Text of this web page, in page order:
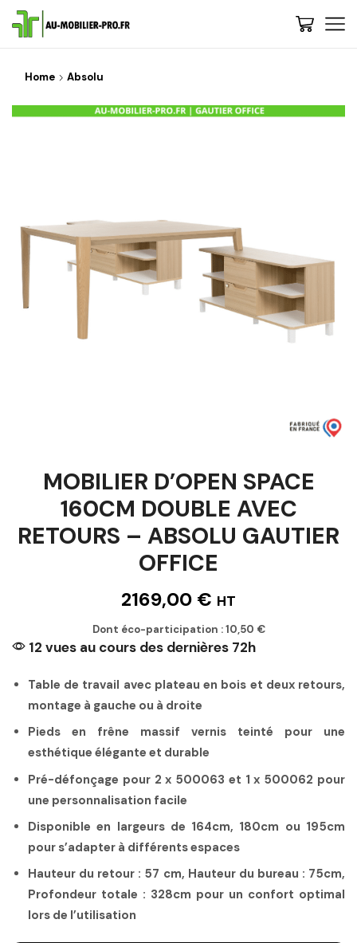
Home Absolu
MOBILIER D’OPEN SPACE
160CM DOUBLE AVEC
RETOURS – ABSOLU GAUTIER
OFFICE
2169,00 € HT
Dont éco-participation :10,50 €
12 vues au cours des dernières 72h
Table de travail avec plateau en bois et deux retours,
montage à gauche ou à droite
Pieds en frêne massif vernis teinté pour une
esthétique élégante et durable
Pré-défonçage pour 2 x 500063 et 1 x 500062 pour
une personnalisation facile
Disponible en largeurs de 164cm, 180cm ou 195cm
pour s’adapter à différents espaces
Hauteur du retour : 57 cm, Hauteur du bureau : 75cm,
Profondeur totale : 328cm pour un confort optimal
lors de l’utilisation